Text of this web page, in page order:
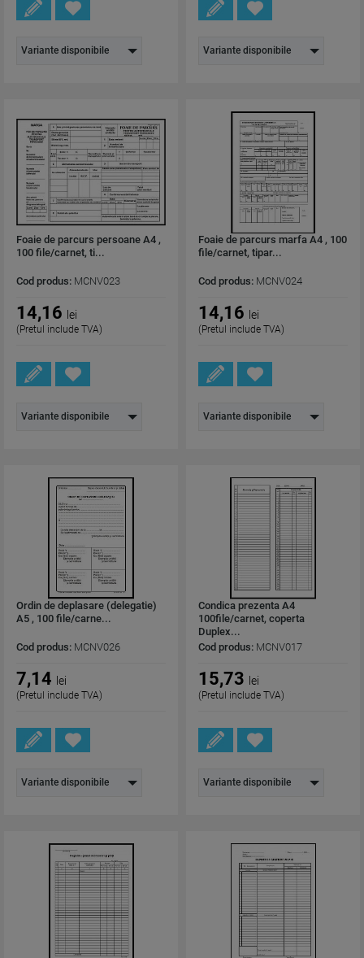
Variante disponibile Variante disponibile
Foaie de parcurs persoane A4 ,
100 file/carnet, ti...
Cod produs: MCNV023
14,16 lei
(Pretul include TVA)
Variante disponibile
Foaie de parcurs marfa A4 , 100
file/carnet, tipar...
Cod produs: MCNV024
14,16 lei
(Pretul include TVA)
Variante disponibile
Ordin de deplasare (delegatie)
A5 , 100 file/carne...
Cod produs: MCNV026
7,14 lei
(Pretul include TVA)
Variante disponibile
Condica prezenta A4
100file/carnet, coperta
Duplex...
Cod produs: MCNV017
15,73 lei
(Pretul include TVA)
Variante disponibile